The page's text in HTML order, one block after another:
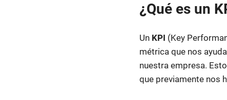
¿Qué es un
Un KPI (Key
métrica que nos
nuestra empresa.
que previamente nos